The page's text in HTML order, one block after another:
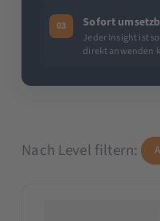
03 Sofort
Jeder Insight ist
direkt anwenden
Nach Level filtern: